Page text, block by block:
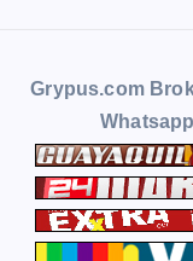
Grypus.com
Whatsapp